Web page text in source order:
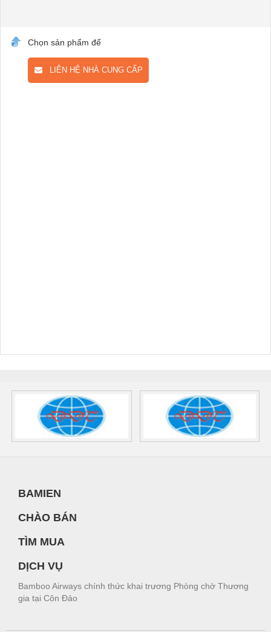
Chọn sản phẩm để
LIÊN HỆ NHÀ CUNG CẤP
BAMIEN
CHÀO BÁN
TÌM MUA
DỊCH VỤ
Bamboo Airways chính thức khai trương Phòng chờ Thương
gia tại Côn Đảo